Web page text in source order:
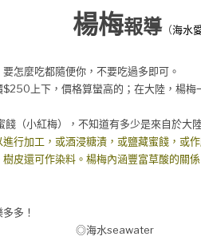
楊梅報導（海水
怎麼吃都隨便你， 不要吃過多即可。
上下，價格算蠻高的；在大陸，楊梅
小紅梅），不知道有多少是來自於大
行加工，或酒浸糖漬，或鹽藏蜜餞，或
皮還可作染料。楊梅內涵豐富草酸的關
多！